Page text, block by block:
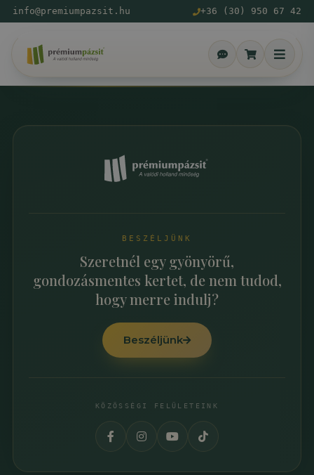
info@premiumpazsit.hu +36 (30) 950 67 42
BESZÉLJÜNK
Szeretnél egy gyönyörű,
gondozásmentes kertet, de nem tudod,
hogy merre indulj?
Beszéljünk
KÖZÖSSÉGI FELÜLETEINK